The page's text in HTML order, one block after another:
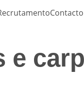
Contacto
e